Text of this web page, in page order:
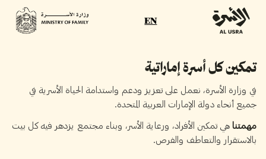
EN
تمكين كل أسرة إماراتية
في وزارة الأسرة، نعمل على تعزيز ودعم واستدامة الحياة الأسرية في
جميع أنحاء دولة الإمارات العربية المتحدة.
مهمتنا هي تمكين الأفراد، ورعاية الأسر، وبناء مجتمع يزدهر فيه كل بيت
بالاستقرار والتعاطف والفرص.